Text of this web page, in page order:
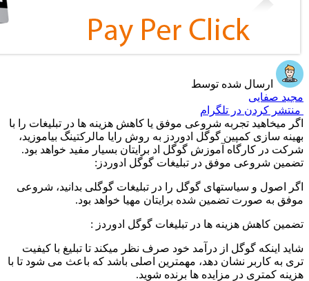
ارسال شده توسط
مجید صفایی
منتشر کردن در تلگرام
اگر میخاهید تجربه شروعی موفق یا کاهش هزینه ها در تبلیغات را با
بهینه سازی کمپین گوگل ادوردز به روش رایا مالرکتینگ بیاموزید،
شرکت در کارگاه آموزش گوگل اد برایتان بسیار مفید خواهد بود.
تضمین شروعی موفق در تبلیغات گوگل ادوردز:
اگر اصول و سیاستهای گوگل را در تبلیغات گوگلی بدانید، شروعی
موفق به صورت تضمین شده برایتان مهیا خواهد بود.
تضمین کاهش هزینه ها در تبلیغات گوگل ادوردز :
شاید اینکه گوگل از درآمد خود صرف نظر میکند تا تبلیغ با کیفیت
تری به کاربر نشان دهد، مهمترین اصلی باشد که باعث می شود تا با
هزینه کمتری در مزایده ها برنده شوید.